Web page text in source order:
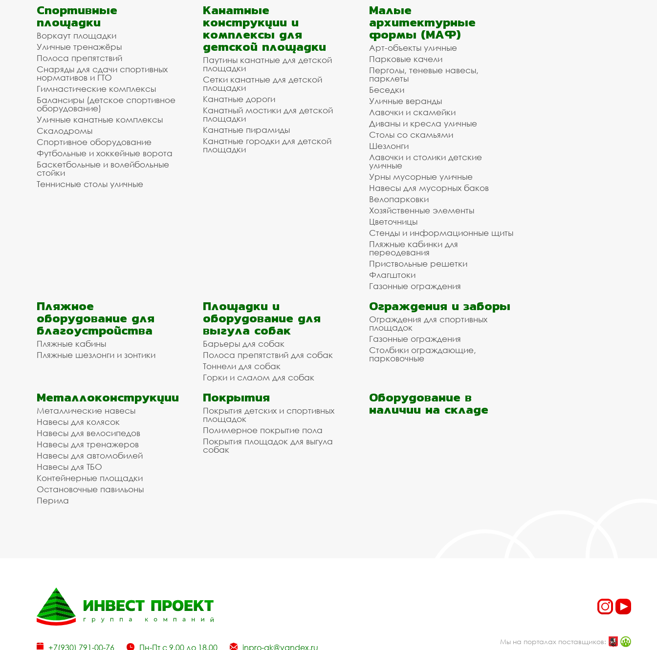
Спортивные
площадки
Воркаут площадки
Уличные тренажёры
Полоса препятствий
Снаряды для сдачи спортивных
нормативов и ГТО
Гимнастические комплексы
Балансиры (детское спортивное
оборудование)
Уличные канатные комплексы
Скалодромы
Спортивное оборудование
Футбольные и хоккейные ворота
Баскетбольные и волейбольные
стойки
Теннисные столы уличные
Канатные
конструкции и
комплексы для
детской площадки
Паутины канатные для детской
площадки
Сетки канатные для детской
площадки
Канатные дороги
Канатный мостики для детской
площадки
Канатные пирамиды
Канатные городки для детской
площадки
Малые
архитектурные
формы (МАФ)
Арт-объекты уличные
Парковые качели
Перголы, теневые навесы,
парклеты
Беседки
Уличные веранды
Лавочки и скамейки
Диваны и кресла уличные
Столы со скамьями
Шезлонги
Лавочки и столики детские
уличные
Урны мусорные уличные
Навесы для мусорных баков
Велопарковки
Хозяйственные элементы
Цветочницы
Стенды и информационные щиты
Пляжные кабинки для
переодевания
Приствольные решетки
Флагштоки
Газонные ограждения
Пляжное
оборудование для
благоустройства
Пляжные кабины
Пляжные шезлонги и зонтики
Площадки и
оборудование для
выгула собак
Барьеры для собак
Полоса препятствий для собак
Тоннели для собак
Горки и слалом для собак
Ограждения и заборы
Ограждения для спортивных
площадок
Газонные ограждения
Столбики ограждающие,
парковочные
Металлоконструкции
Металлические навесы
Навесы для колясок
Навесы для велосипедов
Навесы для тренажеров
Навесы для автомобилей
Навесы для ТБО
Контейнерные площадки
Остановочные павильоны
Перила
Покрытия
Покрытия детских и спортивных
площадок
Полимерное покрытие пола
Покрытия площадок для выгула
собак
Оборудование в
наличии на складе
+7(930) 791-00-76 Пн-Пт с 9.00 до 18.00 inpro-gk@yandex.ru
Мы на порталах поставщиков: